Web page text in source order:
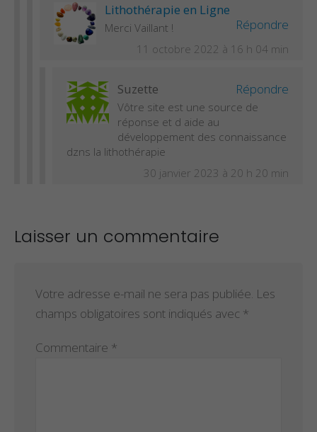
Lithothérapie en Ligne
Répondre
Merci Vaillant !
11 octobre 2022 à 16 h 04 min
Suzette Répondre
Vôtre site est une source de
réponse et d aide au
développement des connaissance
dzns la lithothérapie
30 janvier 2023 à 20 h 20 min
Laisser un commentaire
Votre adresse e-mail ne sera pas publiée. Les
champs obligatoires sont indiqués avec *
Commentaire *